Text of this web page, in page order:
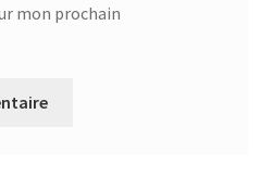
mon prochain